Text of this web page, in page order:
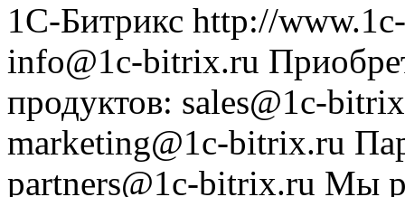
1С-Битрикс http://
info@1c-bitrix.ru
продуктов: sales@1c-
marketing@1c-bitrix.ru
partners@1c-bitrix.ru Мы